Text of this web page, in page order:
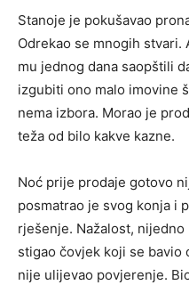
Stanoje je pokušavao
Odrekao se mnogih stvari.
mu jednog dana saopštili
izgubiti ono malo imovine
nema izbora. Morao je
teža od bilo kakve kazne.
Noć prije prodaje gotovo
posmatrao je svog konja i
rješenje. Nažalost,
stigao čovjek koji se bavio
nije ulijevao povjerenje.